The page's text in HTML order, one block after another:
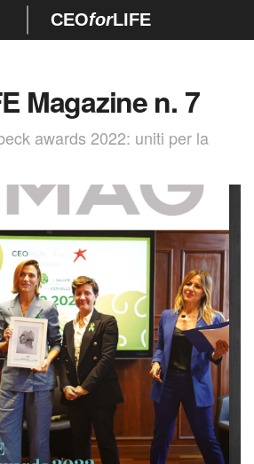
CEOforLIFE
Magazine n. 7
awards 2022: uniti per la